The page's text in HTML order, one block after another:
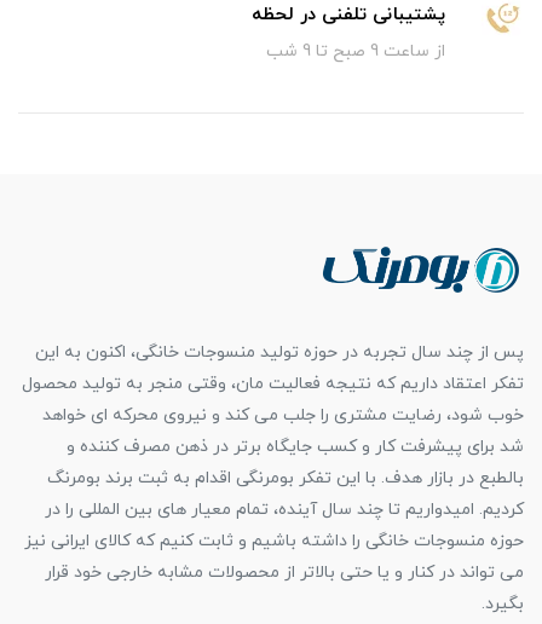
پشتیبانی تلفنی در لحظه
از ساعت 9 صبح تا 9 شب
پس از چند سال تجربه در حوزه تولید منسوجات خانگی، اکنون به این
تفکر اعتقاد داریم که نتیجه فعالیت مان، وقتی منجر به تولید محصول
خوب شود، رضایت مشتری را جلب می کند و نیروی محرکه ای خواهد
شد برای پیشرفت کار و کسب جایگاه برتر در ذهن مصرف کننده و
بالطبع در بازار هدف. با این تفکر بومرنگی اقدام به ثبت برند بومرنگ
کردیم. امیدواریم تا چند سال آینده، تمام معیار های بین المللی را در
حوزه منسوجات خانگی را داشته باشیم و ثابت کنیم که کالای ایرانی نیز
می تواند در کنار و یا حتی بالاتر از محصولات مشابه خارجی خود قرار
بگیرد.